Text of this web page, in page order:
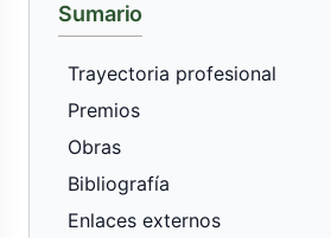
Sumario
Trayectoria profesional
Premios
Obras
Bibliografía
Enlaces externos